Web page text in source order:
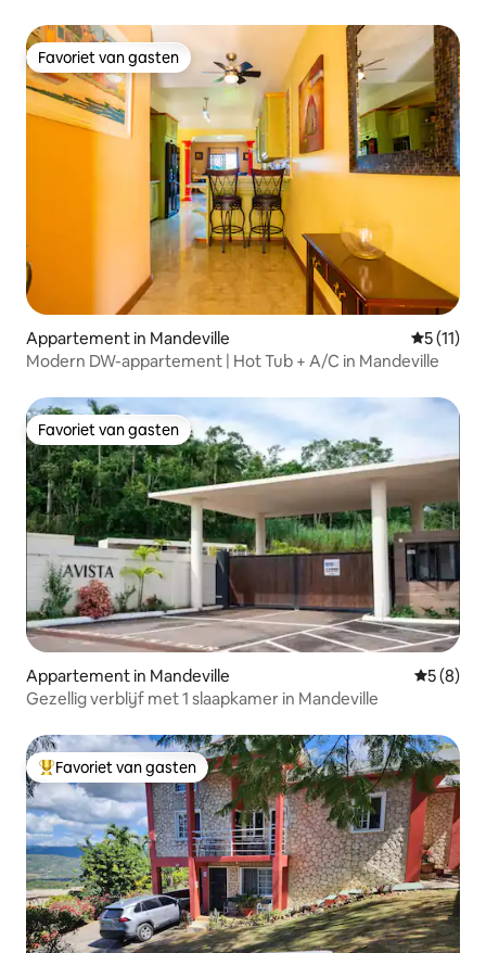
Favoriet van gasten
Favoriet van gasten
Appartement in Mandeville
5 (11)
Modern DW-appartement | Hot Tub + A/C in Mandeville
Favoriet van gasten
Favoriet van gasten
Appartement in Mandeville
5 (8)
Gezellig verblijf met 1 slaapkamer in Mandeville
Topfavoriet van gasten
Favoriet van gasten